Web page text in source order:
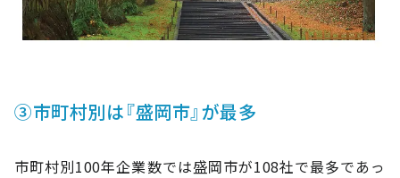
③市町村別は『盛岡市』が最多
市町村別100年企業数では盛岡市が108社で最多であっ